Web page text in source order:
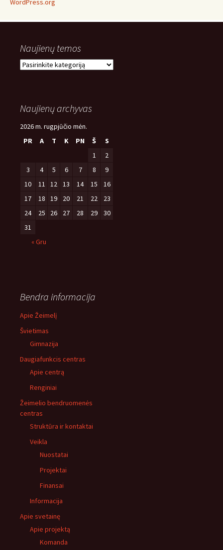
WordPress.org
Naujienų temos
Naujienų
Naujienų archyvas
2026 m. rugpjūčio mėn.
PR
A T K PN Š
S
1
2
3
4 5 6 7 8
9
10
11 12 13 14 15
16
17
18 19 20 21 22
23
24
25 26 27 28 29
30
31
« Gru
Bendra informacija
Apie Žeimelį
Švietimas
Gimnazija
Daugiafunkcis centras
Apie centrą
Renginiai
Žeimelio bendruomenės
centras
Struktūra ir kontaktai
Veikla
Nuostatai
Projektai
Finansai
Informacija
Apie svetainę
Apie projektą
Komanda